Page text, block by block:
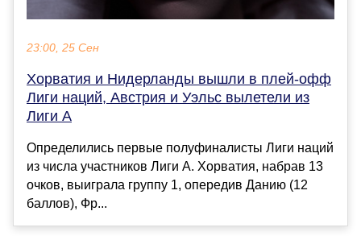
23:00, 25 Сен
Хорватия и Нидерланды вышли в плей-офф
Лиги наций, Австрия и Уэльс вылетели из
Лиги А
Определились первые полуфиналисты Лиги наций
из числа участников Лиги А. Хорватия, набрав 13
очков, выиграла группу 1, опередив Данию (12
баллов), Фр...